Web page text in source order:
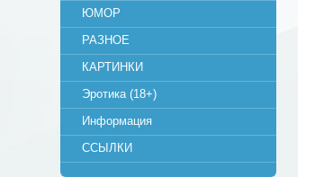
ЮМОР
РАЗНОЕ
КАРТИНКИ
Эротика (18+)
Информация
ССЫЛКИ